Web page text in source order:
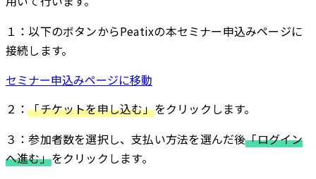
１：以下のボタンからPeatixの本セミナー申込みページに
接続します。
セミナー申込みページに移動
２：「チケットを申し込む」をクリックします。
３：参加者数を選択し、支払い方法を選んだ後「ログイン
へ進む」をクリックします。